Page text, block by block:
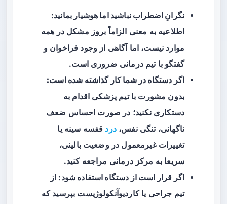
نگرانِ اضطراب نباشید اما هوشیار بمانید:
اطلاعیه به معنی الزاماً بروز مشکل در همه
موارد نیست، اما آگاهی از وجود فراخوان و
گفتگو با تیم درمانی ضروری است.
اگر دستگاه در شما کار گذاشته شده است:
بدون مشورت با تیم پزشکی اقدام به
دستکاری نکنید؛ در صورت احساس ضعف
ناگهانی، تنگی نفس،درد قفسه سینه یا
تغییرات غیرمعمول در وضعیت بالینی،
سریعا به مرکز درمانی مراجعه کنید.
اگر قرار است از دستگاه استفاده شود: از
تیم جراحی یا کاردیوآنکولوژیست بپرسید که